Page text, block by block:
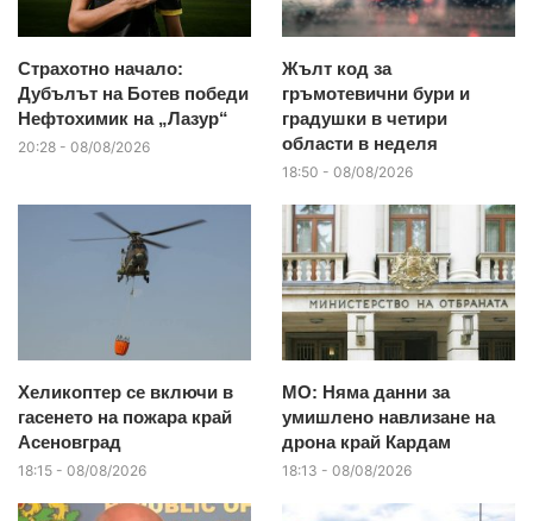
Страхотно начало:
Дубълът на Ботев победи
Нефтохимик на „Лазур“
20:28 - 08/08/2026
Жълт код за
гръмотевични бури и
градушки в четири
области в неделя
18:50 - 08/08/2026
Хеликоптер се включи в
гасенето на пожара край
Асеновград
18:15 - 08/08/2026
МО: Няма данни за
умишлено навлизане на
дрона край Кардам
18:13 - 08/08/2026